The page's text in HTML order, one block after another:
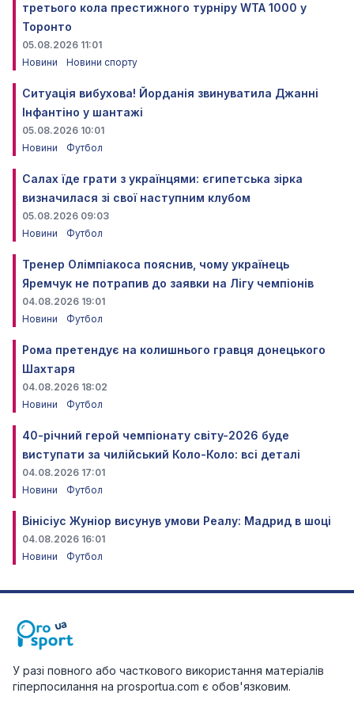
третього кола престижного турніру WTA 1000 у
Торонто
05.08.2026 11:01
Новини
Новини спорту
Ситуація вибухова! Йорданія звинуватила Джанні
Інфантіно у шантажі
05.08.2026 10:01
Новини
Футбол
Салах їде грати з українцями: єгипетська зірка
визначилася зі свої наступним клубом
05.08.2026 09:03
Новини
Футбол
Тренер Олімпіакоса пояснив, чому українець
Яремчук не потрапив до заявки на Лігу чемпіонів
04.08.2026 19:01
Новини
Футбол
Рома претендує на колишнього гравця донецького
Шахтаря
04.08.2026 18:02
Новини
Футбол
40-річний герой чемпіонату світу-2026 буде
виступати за чилійський Коло-Коло: всі деталі
04.08.2026 17:01
Новини
Футбол
Вінісіус Жуніор висунув умови Реалу: Мадрид в шоці
04.08.2026 16:01
Новини
Футбол
У разі повного або часткового використання матеріалів
гіперпосилання на prosportua.com є обов'язковим.